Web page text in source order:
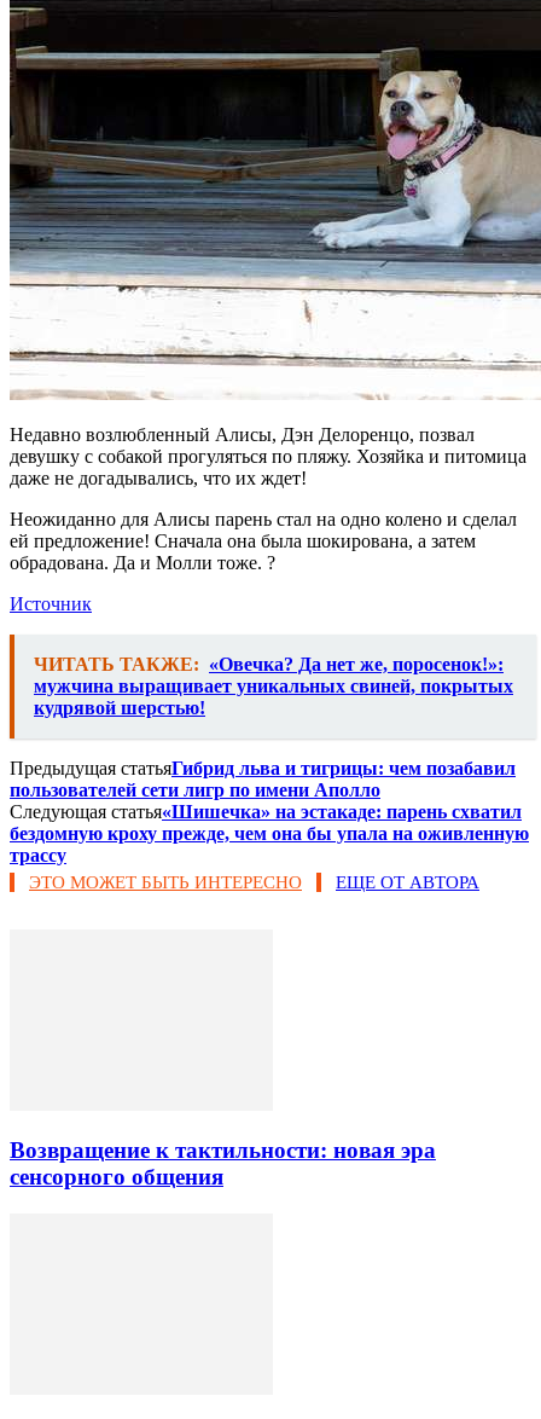
Недавно возлюбленный Алисы, Дэн Делоренцо, позвал
девушку с собакой прогуляться по пляжу. Хозяйка и питомица
даже не догадывались, что их ждет!
Неожиданно для Алисы парень стал на одно колено и сделал
ей предложение! Сначала она была шокирована, а затем
обрадована. Да и Молли тоже. ?
Источник
ЧИТАТЬ ТАКЖЕ: «Овечка? Да нет же, поросенок!»:
мужчина выращивает уникальных свиней, покрытых
кудрявой шерстью!
Предыдущая статьяГибрид льва и тигрицы: чем позабавил
пользователей сети лигр по имени Аполло
Следующая статья«Шишечка» на эстакаде: парень схватил
бездомную кроху прежде, чем она бы упала на оживленную
трассу
ЭТО МОЖЕТ БЫТЬ ИНТЕРЕСНО ЕЩЕ ОТ АВТОРА
Возвращение к тактильности: новая эра
сенсорного общения